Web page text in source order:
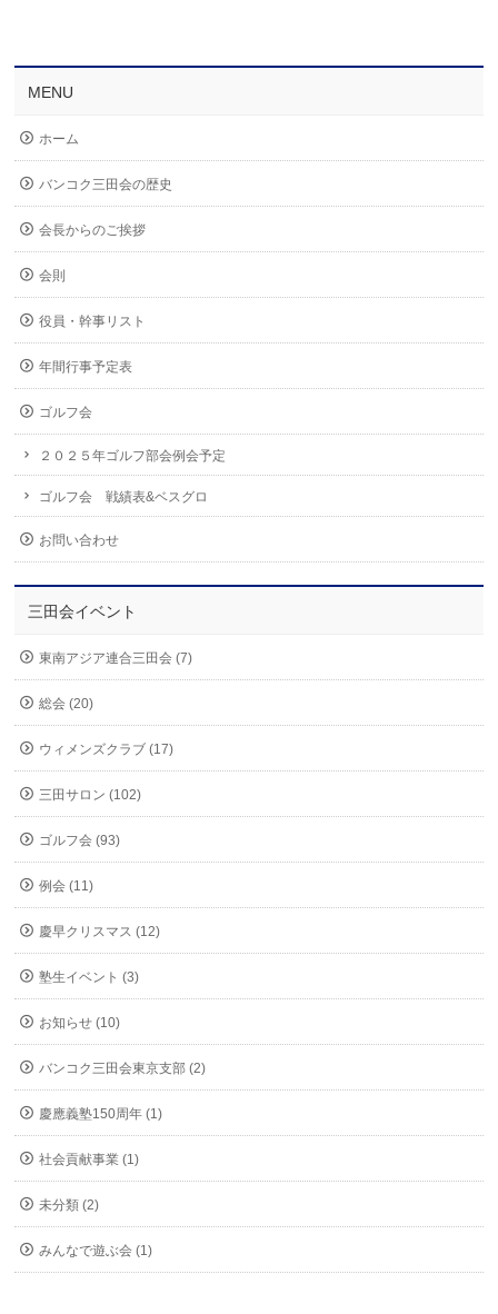
MENU
ホーム
バンコク三田会の歴史
会長からのご挨拶
会則
役員・幹事リスト
年間行事予定表
ゴルフ会
２０２５年ゴルフ部会例会予定
ゴルフ会 戦績表&ベスグロ
お問い合わせ
三田会イベント
東南アジア連合三田会 (7)
総会 (20)
ウィメンズクラブ (17)
三田サロン (102)
ゴルフ会 (93)
例会 (11)
慶早クリスマス (12)
塾生イベント (3)
お知らせ (10)
バンコク三田会東京支部 (2)
慶應義塾150周年 (1)
社会貢献事業 (1)
未分類 (2)
みんなで遊ぶ会 (1)